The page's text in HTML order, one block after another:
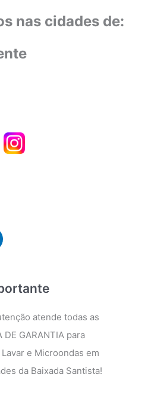
nas cidades de:
atende todas as
DE GARANTIA para
e Microondas em
da Baixada Santista!